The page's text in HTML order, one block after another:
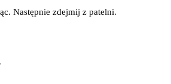
Następnie zdejmij z patelni.